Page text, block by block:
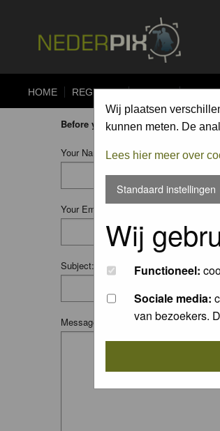
HOME REGISTER FORUM
Wij plaatsen
kunnen meten. De
Lees hier meer over
Standaard instellingen
Wij
Functioneel:
Sociale media:
van bezoekers.
Before you ask your question:
Your Name:
Your Email:
Subject:
Message: